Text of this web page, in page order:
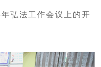
弘法工作会议上的开